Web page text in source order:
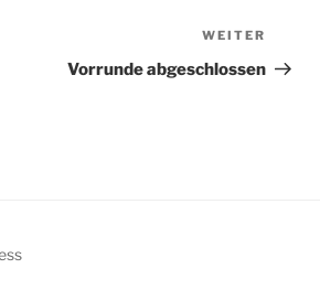
Beitrag
WEITER
Vorrunde abgeschlossen